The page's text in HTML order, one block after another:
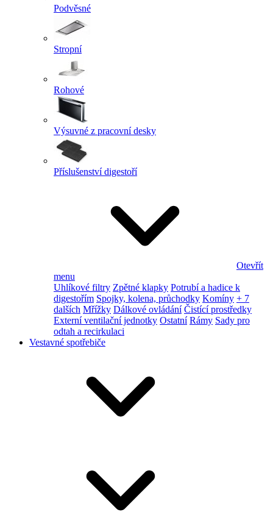
Podvěsné
Stropní
Rohové
Výsuvné z pracovní desky
Příslušenství digestoří
Otevřít
menu
Uhlíkové filtry Zpětné klapky Potrubí a hadice k
digestořím Spojky, kolena, průchodky Komíny + 7
dalších Mřížky Dálkové ovládání Čistící prostředky
Externí ventilační jednotky Ostatní Rámy Sady pro
odtah a recirkulaci
Vestavné spotřebiče